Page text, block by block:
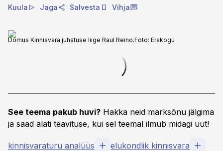
Kuula Jaga Salvesta Vihja
Domus Kinnisvara juhatuse liige Raul Reino.Foto: Erakogu
See teema pakub huvi? Hakka neid märksõnu jälgima
ja saad alati teavituse, kui sel teemal ilmub midagi uut!
kinnisvaraturu analüüs
elukondlik kinnisvara